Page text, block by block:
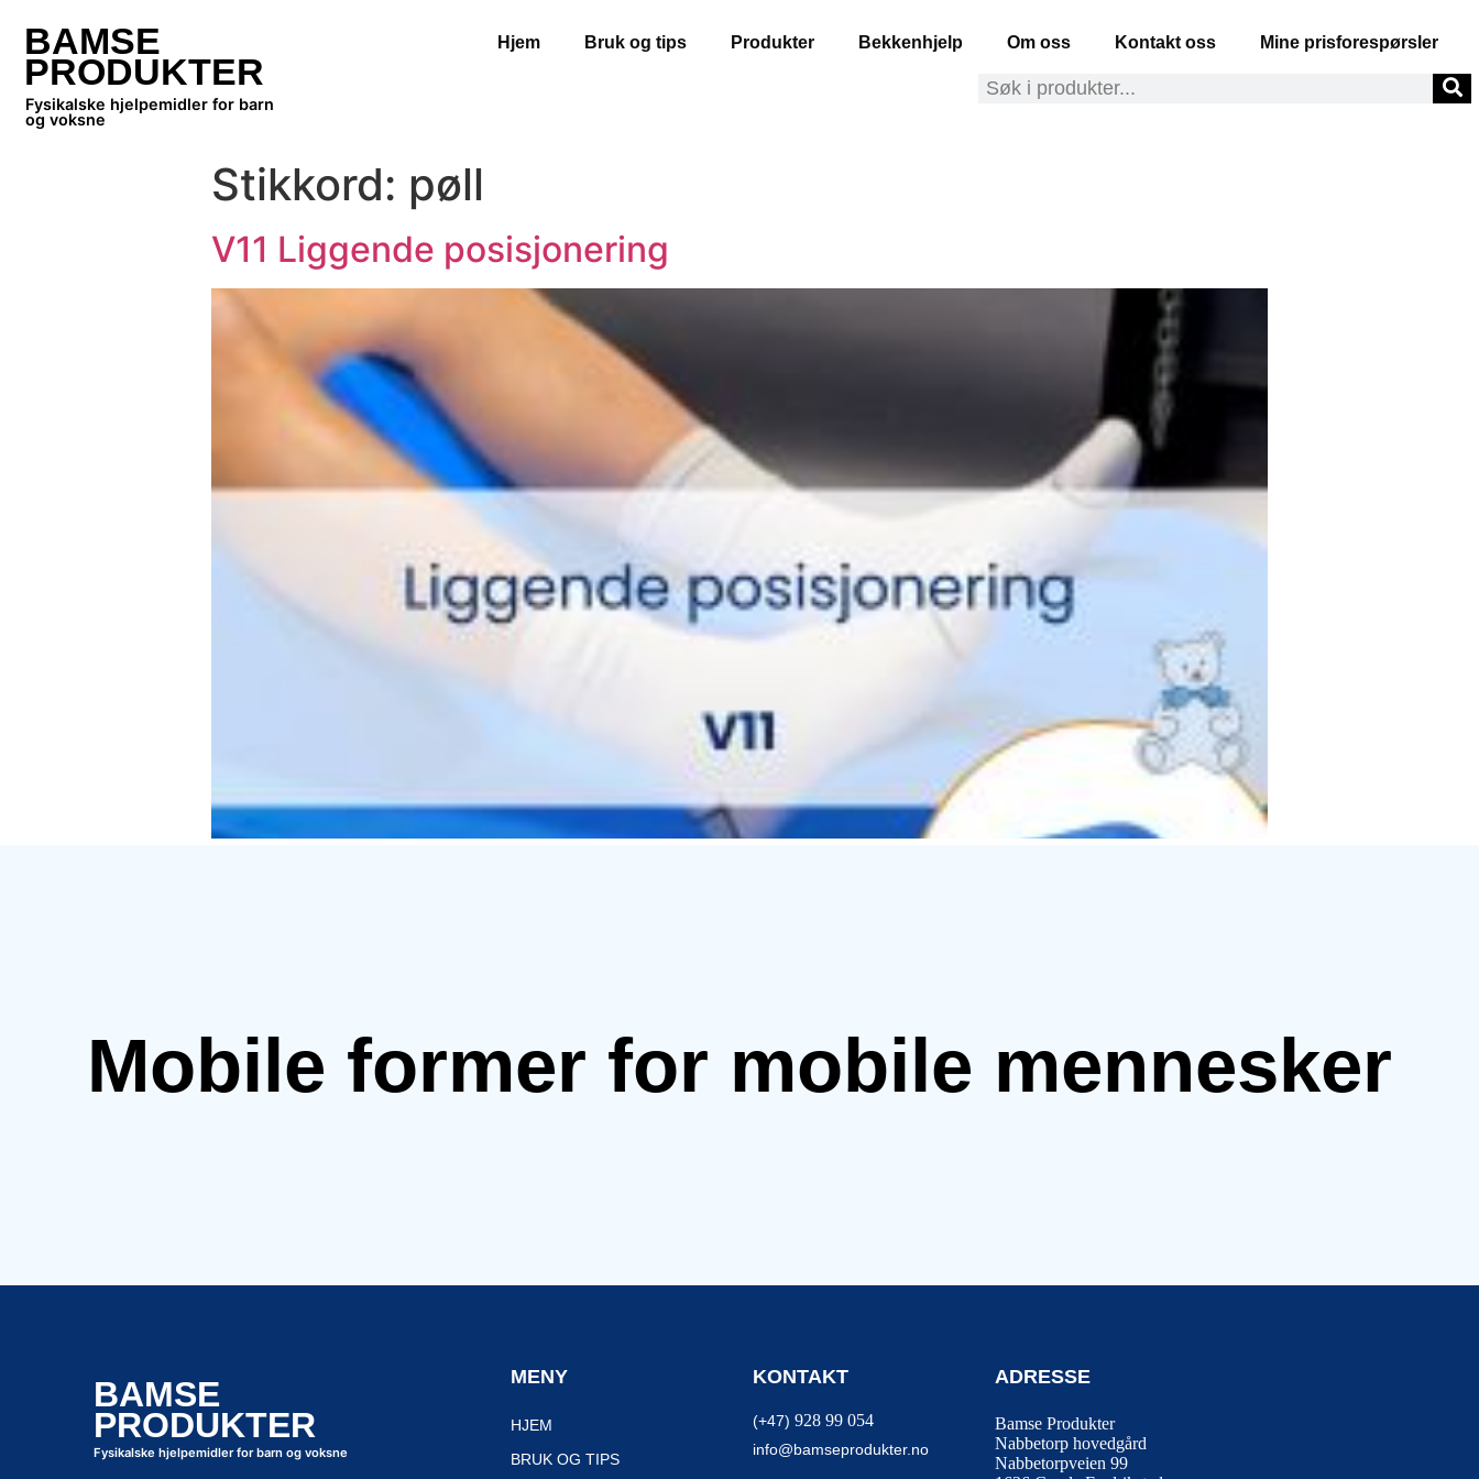
BAMSE
PRODUKTER
Fysikalske hjelpemidler for barn
og voksne
Hjem Bruk og tips Produkter Bekkenhjelp Om oss Kontakt oss Mine prisforespørsler
Stikkord: pøll
V11 Liggende posisjonering
Mobile former for mobile mennesker
BAMSE
PRODUKTER
Fysikalske hjelpemidler for barn og voksne
MENY
HJEM
BRUK OG TIPS
KONTAKT
(+47) 928 99 054
info@bamseprodukter.no
ADRESSE
Bamse Produkter
Nabbetorp hovedgård
Nabbetorpveien 99